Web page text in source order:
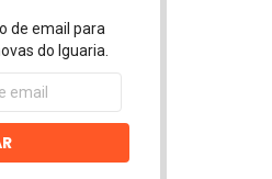
de email para
do Iguaria.